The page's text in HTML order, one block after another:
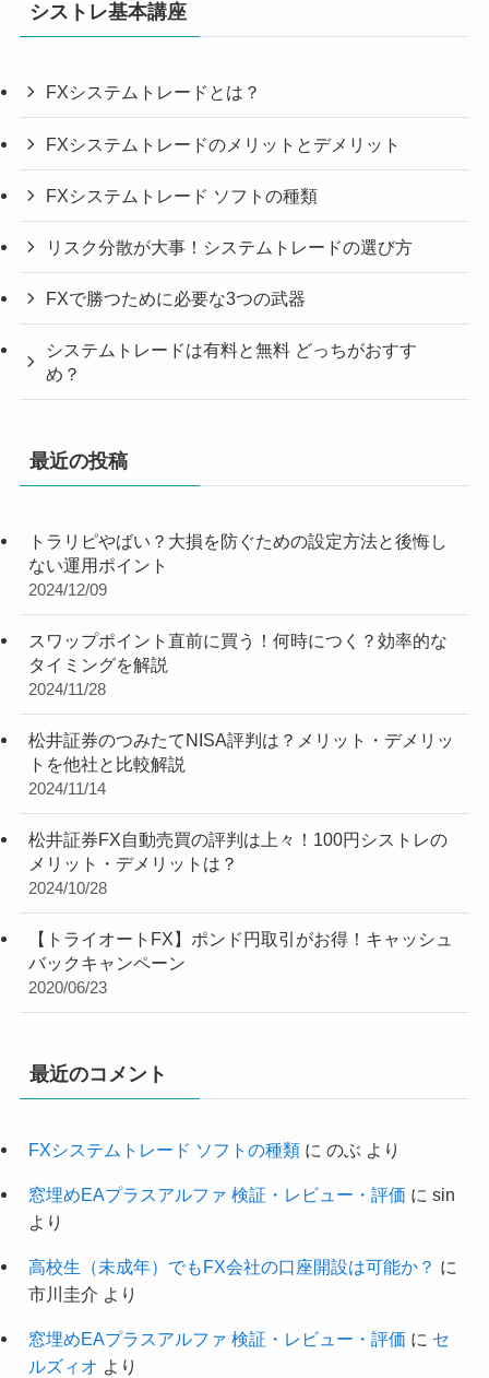
シストレ基本講座
FXシステムトレードとは？
FXシステムトレードのメリットとデメリット
FXシステムトレード ソフトの種類
リスク分散が大事！システムトレードの選び方
FXで勝つために必要な3つの武器
システムトレードは有料と無料 どっちがおすす
め？
最近の投稿
トラリピやばい？大損を防ぐための設定方法と後悔し
ない運用ポイント
2024/12/09
スワップポイント直前に買う！何時につく？効率的な
タイミングを解説
2024/11/28
松井証券のつみたてNISA評判は？メリット・デメリッ
トを他社と比較解説
2024/11/14
松井証券FX自動売買の評判は上々！100円シストレの
メリット・デメリットは？
2024/10/28
【トライオートFX】ポンド円取引がお得！キャッシュ
バックキャンペーン
2020/06/23
最近のコメント
FXシステムトレード ソフトの種類に のぶ より
窓埋めEAプラスアルファ 検証・レビュー・評価 に sin
より
高校生（未成年）でもFX会社の口座開設は可能か？ に
市川圭介 より
窓埋めEAプラスアルファ 検証・レビュー・評価 に セ
ルズィオ より